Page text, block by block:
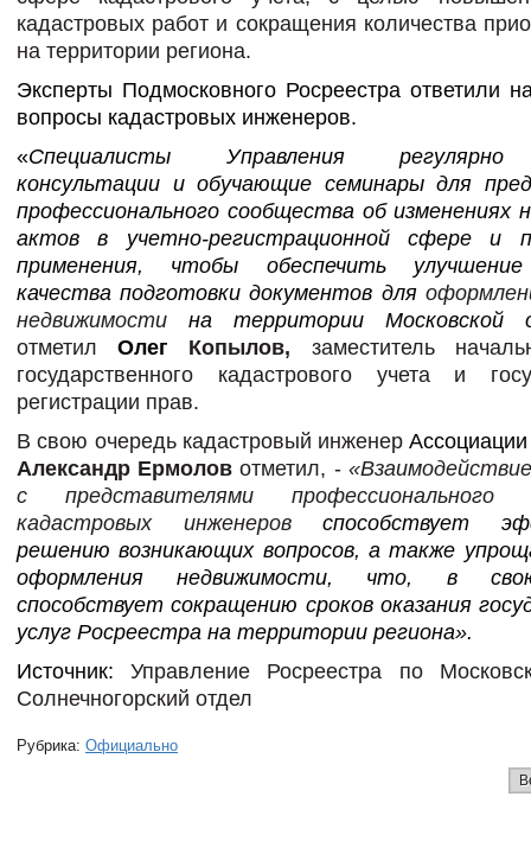
кадастровых работ и сокращения количества
на территории региона.
Эксперты Подмосковного Росреестра ответили
вопросы кадастровых инженеров.
«Специалисты Управления регулярно
консультации и обучающие семинары для
профессионального сообщества об изменениях
актов в учетно-регистрационной сфере и
применения, чтобы обеспечить улучшение
качества подготовки документов для
недвижимости на территории Московской
отметилОлег Копылов, заместитель
государственного кадастрового учета и
регистрации прав.
В свою очередь кадастровый инженер
Александр Ермоловотметил, - «В
с представителями профессионального
кадастровых инженеровспособствует
решению возникающих вопросов, а также
оформления недвижимости,
что, в свою
способствует сокращению сроков оказания
услуг Росреестра на территории региона».
Источник:
Управление Росреестра по
Солнечногорский отдел
Рубрика: Официально